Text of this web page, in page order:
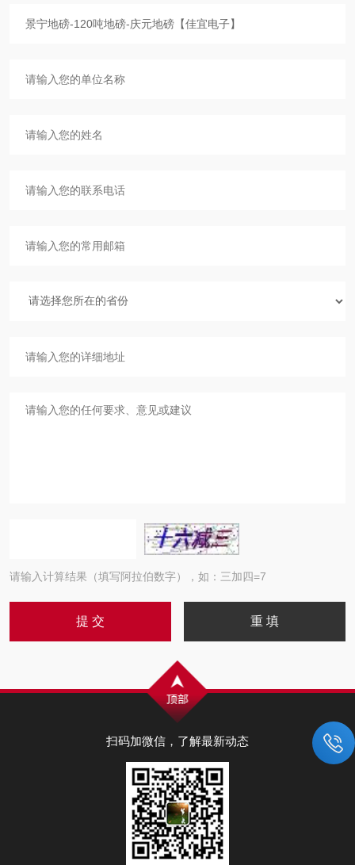
请输入计算结果（填写阿拉伯数字），如：三加四=7
扫码加微信，了解最新动态